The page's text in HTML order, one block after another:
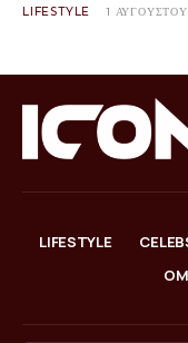
LIFESTYLE 1
LIFESTYLE